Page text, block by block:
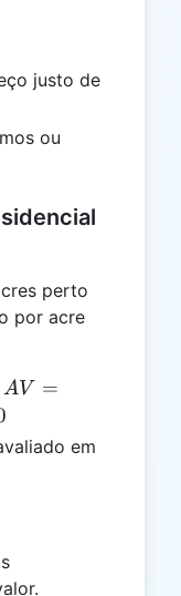
justo de
ou
perto
por acre
AV =
12.000
\times
AV
=
em